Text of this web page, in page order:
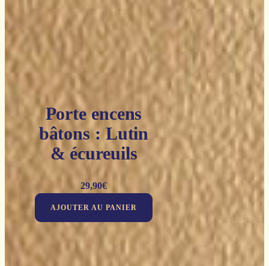
Porte encens
bâtons : Lutin
& écureuils
29,90€
AJOUTER AU PANIER